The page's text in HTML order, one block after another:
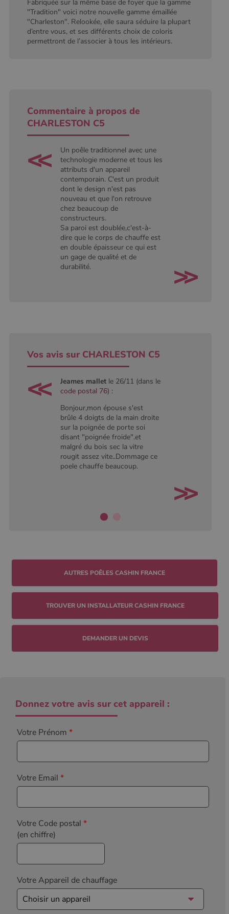
Fabriquée sur la même base de foyer que la gamme
"Tradition" voici notre nouvelle gamme émaillée
"Charleston". Relookée, elle saura séduire la plupart
d’entre vous, et ses différents choix de coloris
permettront de l’associer à tous les intérieurs.
Commentaire à propos de
CHARLESTON C5
Un poêle traditionnel avec une
technologie moderne et tous les
attributs d'un appareil
contemporain. C'est un produit
dont le design n'est pas
nouveau et que l'on retrouve
chez beaucoup de
constructeurs.
Sa paroi est doublée,c'est-à-
dire que le corps de chauffe est
en double épaisseur ce qui est
un gage de qualité et de
durabilité.
Vos avis sur CHARLESTON C5
Jeames mallet le 26/11 (dans le
code postal 76) :
Bonjour,mon épouse s'est
brûle 4 doigts de la main droite
sur la poignée de porte soi
disant "poignée froide".et
malgré du bois sec la vitre
rougit assez vite..Dommage ce
poele chauffe beaucoup.
TROUVER UN INSTALLATEUR CASHIN FRANCE
DEMANDER UN DEVIS
Donnez votre avis sur cet appareil :
Votre Prénom *
Votre Email *
Votre Code postal *
(en chiffre)
Votre Appareil de chauffage